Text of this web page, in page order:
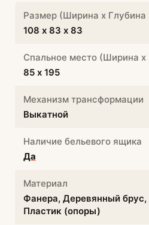
Размер (Ширина х Глубина
108 х 83 х 83
Спальное место (Ширина х
85 х 195
Механизм трансформации
Выкатной
Наличие бельевого ящика
Да
Материал
Фанера, Деревянный
Пластик (опоры)